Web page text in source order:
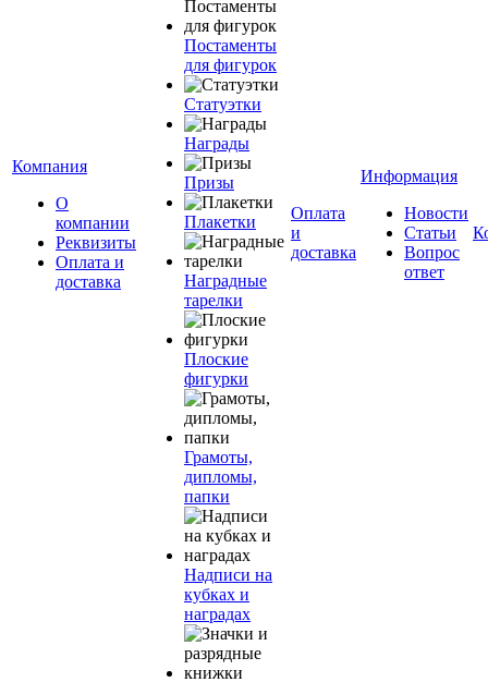
Компания
О
компании
Реквизиты
Оплата и
доставка
Постаменты
для фигурок
Статуэтки
Награды
Призы
Плакетки
Наградные
тарелки
Плоские
фигурки
Грамоты,
дипломы,
папки
Надписи на
кубках и
наградах
Оплата
и
доставка
Информация
Новости
Статьи
Вопрос
ответ